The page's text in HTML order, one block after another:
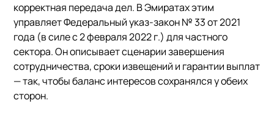
корректная передача дел. В Эмиратах этим
управляет Федеральный указ-закон № 33 от 2021
года (в силе с 2 февраля 2022 г.) для частного
сектора. Он описывает сценарии завершения
сотрудничества, сроки извещений и гарантии выплат
— так, чтобы баланс интересов сохранялся у обеих
сторон.